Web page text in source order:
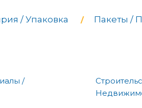
/ Упаковка Пакеты /
/